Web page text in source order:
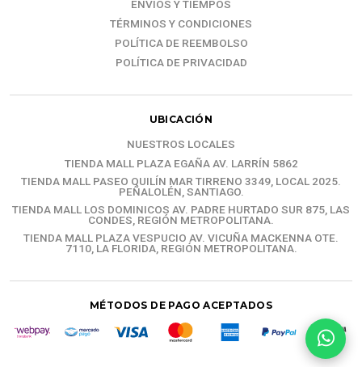
ENVÍOS Y TIEMPOS
TÉRMINOS Y CONDICIONES
POLÍTICA DE REEMBOLSO
POLÍTICA DE PRIVACIDAD
UBICACIÓN
NUESTROS LOCALES
TIENDA MALL PLAZA EGAÑA AV. LARRÍN 5862
TIENDA MALL PASEO QUILÍN MAR TIRRENO 3349, LOCAL 2025.
PEÑALOLÉN, SANTIAGO.
TIENDA MALL LOS DOMINICOS AV. PADRE HURTADO SUR 875, LAS
CONDES, REGIÓN METROPOLITANA.
TIENDA MALL PLAZA VESPUCIO AV. VICUÑA MACKENNA OTE.
7110, LA FLORIDA, REGIÓN METROPOLITANA.
MÉTODOS DE PAGO ACEPTADOS